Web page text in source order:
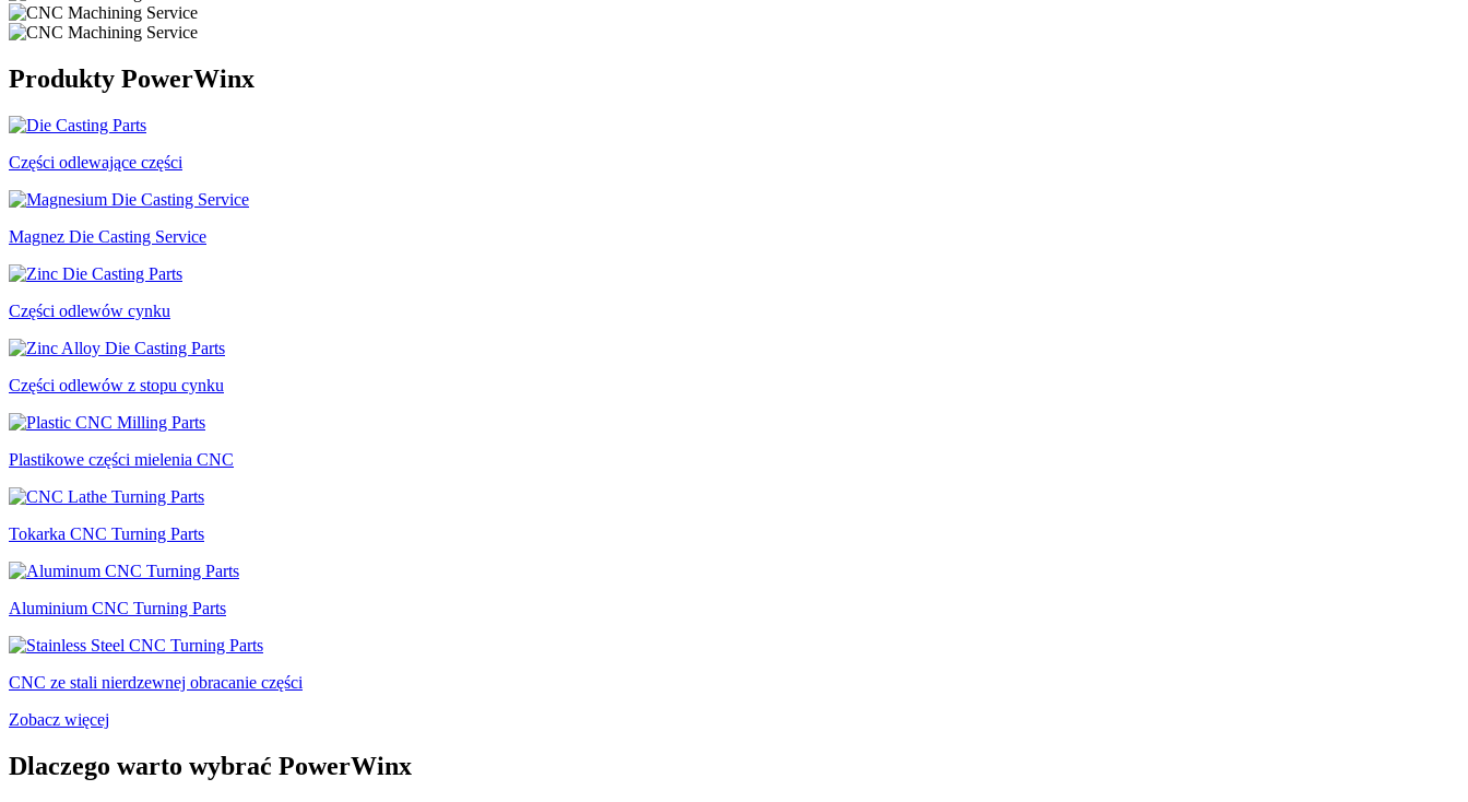
Produkty PowerWinx
Części odlewające części
Magnez Die Casting Service
Części odlewów cynku
Części odlewów z stopu cynku
Plastikowe części mielenia CNC
Tokarka CNC Turning Parts
Aluminium CNC Turning Parts
CNC ze stali nierdzewnej obracanie części
Zobacz więcej
Dlaczego warto wybrać PowerWinx